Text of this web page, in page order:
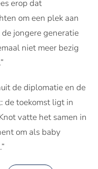
erop dat
om een plek aan
jongere generatie
niet meer bezig
de diplomatie en de
de toekomst ligt in
vatte het samen in
om als baby